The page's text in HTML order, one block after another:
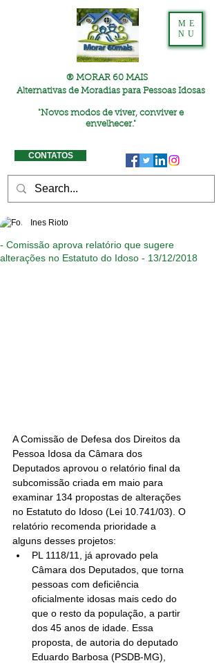
® MORAR 60 MAIS
Alternativas de Moradias para Pessoas Idosas
"Novos modos de viver, conviver e
envelhecer."
ME
NU
CONTATOS
- Comissão aprova relatório que sugere
alterações no Estatuto do Idoso - 13/12/2018
Ines Rioto
A Comissão de Defesa dos Direitos da
Pessoa Idosa da Câmara dos
Deputados aprovou o relatório final da
subcomissão criada em maio para
examinar 134 propostas de alterações
no Estatuto do Idoso (Lei 10.741/03). O
relatório recomenda prioridade a
alguns desses projetos:
PL 1118/11, já aprovado pela
Câmara dos Deputados, que torna
pessoas com deficiência
oficialmente idosas mais cedo do
que o resto da população, a partir
dos 45 anos de idade. Essa
proposta, de autoria do deputado
Eduardo Barbosa (PSDB-MG),